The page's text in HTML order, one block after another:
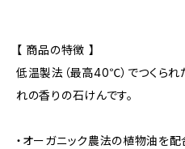
【 商品の特徴 】
低温製法（最高40℃）でつくられ
れの香りの石けんです。
・オーガニック農法の植物油を配